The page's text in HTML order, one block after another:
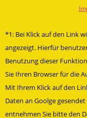
*1: Bei Klick auf den Link
angezeigt. Hierfür
Benutzung dieser
Sie Ihren Browser für die
Mit Ihrem Klick auf den
Daten an Goolge
entnehmen Sie bitte den